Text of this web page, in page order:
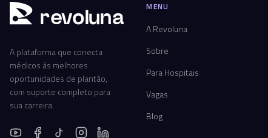
revoluna
A plataforma que conecta
médicos às melhores
oportunidades de plantão,
com suporte completo para
sua carreira.
MENU
A Revoluna
Sobre
Para Hospitais
Vagas
Blog